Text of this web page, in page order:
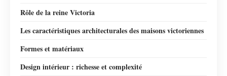
Rôle de la reine Victoria
Les caractéristiques architecturales des maisons victoriennes
Formes et matériaux
Design intérieur : richesse et complexité